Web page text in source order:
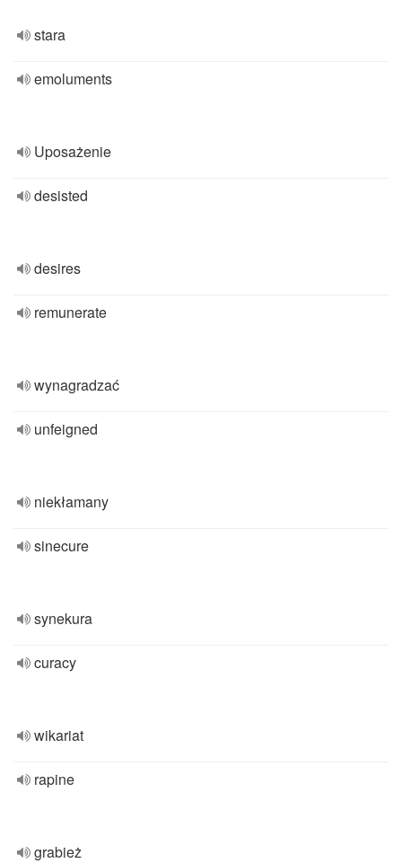
stara
emoluments
Uposażenie
desisted
desires
remunerate
wynagradzać
unfeigned
niekłamany
sinecure
synekura
curacy
wikariat
rapine
grabież